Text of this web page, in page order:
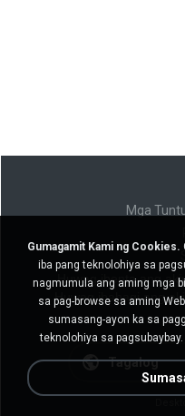
Mga
Huwag ibenta ang
Huwag ibahagi ang
Tagalog
Gumagamit Kami ng Cookies.
iba pang teknolohiya sa
nagmumula ang aming mga
sa pag-browse sa aming
sumasang-ayon ka sa
teknolohiya sa pagsubaybay.